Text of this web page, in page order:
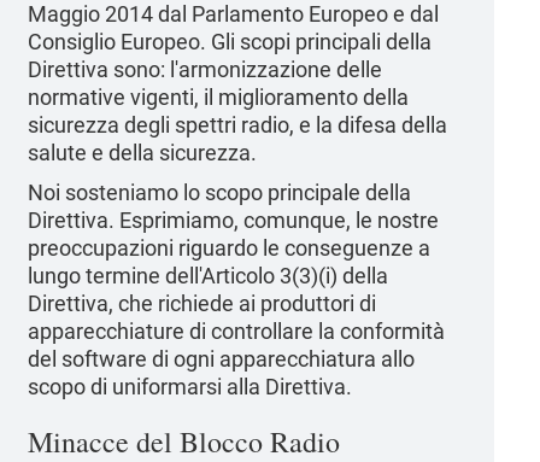
Maggio 2014 dal Parlamento Europeo e dal
Consiglio Europeo. Gli scopi principali della
Direttiva sono: l'armonizzazione delle
normative vigenti, il miglioramento della
sicurezza degli spettri radio, e la difesa della
salute e della sicurezza.
Noi sosteniamo lo scopo principale della
Direttiva. Esprimiamo, comunque, le nostre
preoccupazioni riguardo le conseguenze a
lungo termine dell'Articolo 3(3)(i) della
Direttiva, che richiede ai produttori di
apparecchiature di controllare la conformità
del software di ogni apparecchiatura allo
scopo di uniformarsi alla Direttiva.
Minacce del Blocco Radio